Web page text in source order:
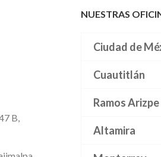
.500 TM,
1.2 TM, 1.5
presenta como
El producto tiene
B,
NUESTRAS
Ciudad de
Cuautitlán
Ramos Arizpe
Altamira